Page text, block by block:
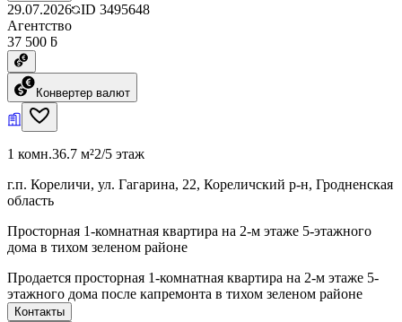
29.07.2026 ID 3495648
Агентство
37 500 ƃ
Конвертер валют
1 комн.36.7 м²2/5 этаж
г.п. Кореличи, ул. Гагарина, 22, Кореличский р-н, Гродненская
область
Просторная 1-комнатная квартира на 2-м этаже 5-этажного
дома в тихом зеленом районе
Продается просторная 1-комнатная квартира на 2-м этаже 5-
этажного дома после капремонта в тихом зеленом районе
Контакты